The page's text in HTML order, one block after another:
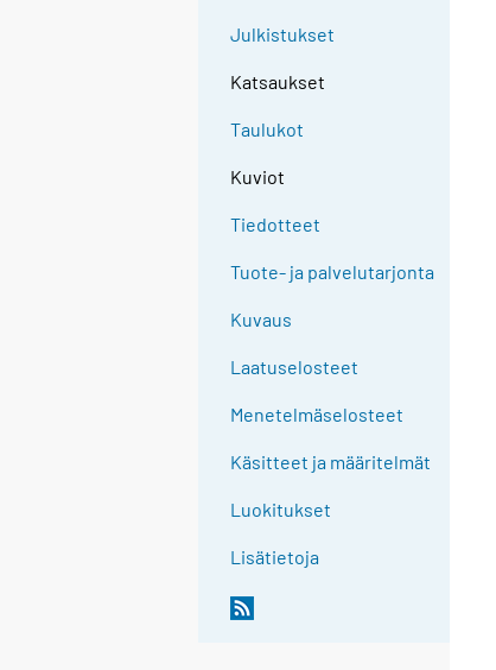
Julkistukset
Katsaukset
Taulukot
Kuviot
Tiedotteet
Tuote- ja palvelutarjonta
Kuvaus
Laatuselosteet
Menetelmäselosteet
Käsitteet ja määritelmät
Luokitukset
Lisätietoja